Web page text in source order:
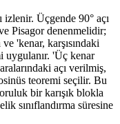
izlenir. Üçgende 90° açı
Pisagor denenmelidir;
'kenar, karşısındaki
uygulanır. 'Üç kenar
açı verilmiş,
teoremi seçilir. Bu
bir karışık blokla
sınıflandırma süresine